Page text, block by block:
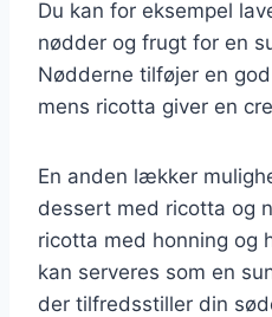
Du kan for eksempel
nødder og frugt for en
Nødderne tilføjer en
mens ricotta giver en
En anden lækker
dessert med ricotta og
ricotta med honning og
kan serveres som en
der tilfredsstiller din